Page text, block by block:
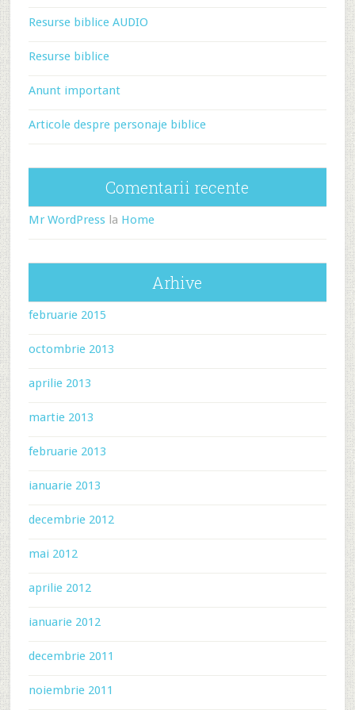
Resurse biblice AUDIO
Resurse biblice
Anunt important
Articole despre personaje biblice
Comentarii recente
Mr WordPressla Home
Arhive
februarie 2015
octombrie 2013
aprilie 2013
martie 2013
februarie 2013
ianuarie 2013
decembrie 2012
mai 2012
aprilie 2012
ianuarie 2012
decembrie 2011
noiembrie 2011